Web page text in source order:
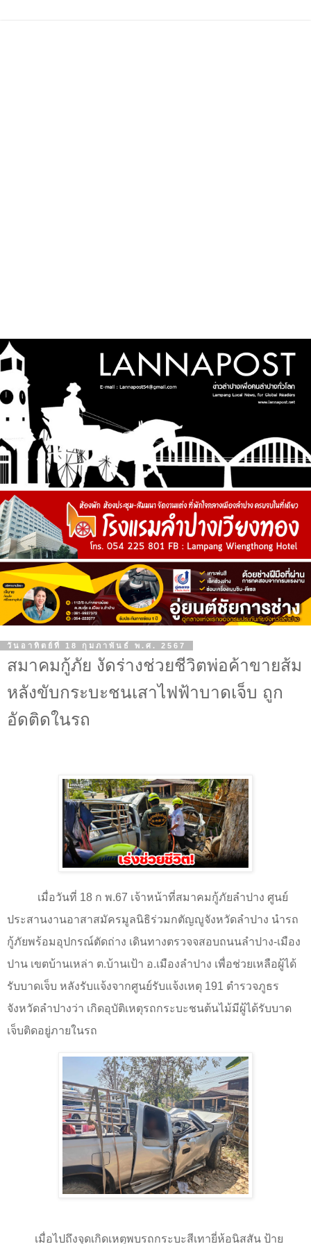
วันอาทิตย์ที่ 18 กุมภาพันธ์ พ.ศ. 2567
สมาคมกู้ภัย งัดร่างช่วยชีวิตพ่อค้าขายส้ม
หลังขับกระบะชนเสาไฟฟ้าบาดเจ็บ ถูก
อัดติดในรถ
เมื่อวันที่ 18 ก พ.67 เจ้าหน้าที่สมาคมกู้ภัยลำปาง ศูนย์
ประสานงานอาสาสมัครมูลนิธิร่วมกตัญญูจังหวัดลำปาง นำรถ
กู้ภัยพร้อมอุปกรณ์ตัดถ่าง เดินทางตรวจจสอบถนนลำปาง-เมือง
ปาน เขตบ้านเหล่า ต.บ้านเป้า อ.เมืองลำปาง เพื่อช่วยเหลือผู้ได้
รับบาดเจ็บ หลังรับแจ้งจากศูนย์รับแจ้งเหตุ 191 ตำรวจภูธร
จังหวัดลำปางว่า เกิดอุบัติเหตุรถกระบะชนต้นไม้มีผู้ได้รับบาด
เจ็บติดอยู่ภายในรถ
เมื่อไปถึงจุดเกิดเหตุพบรถกระบะสีเทายี่ห้อนิสสัน ป้าย